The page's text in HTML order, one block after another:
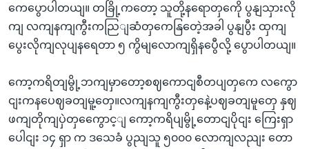
ကေပွောပါတယျ။ တခြို့ကတော့ သူတို့နရောတှကေို ပွနျသှားလို
ကျ လကျနကျကွီးကညြျဆံတှကေနြတေဲ့အခါ ပွနျပွီး ထှကျ
ပွေးလိုကျလုပျနရေတာ ၅ ကွိမျလောကျရှိနပွေီလို့ ပွောပါတယျ။
ကော့ကရိတျမွို့ဘကျမှာတော့စဈကောငျစီတပျတှကေ လကွော
ငျးကနပေဈခတျမူ့တှေ။လကျနကျကွီးတှနေဲ့ပဈခတျမူတှေ နှဈ
ဖကျတိုကျပှဲတှကွေောင့ျ ကော့ကရိပျမွို့တောငျပိုငျး ကြေးရှာ
ပေါငျး ၁၄ ရှာ က ဒသေခံ ပွညျသူ ၅၀၀၀ လောကျလညျး တော